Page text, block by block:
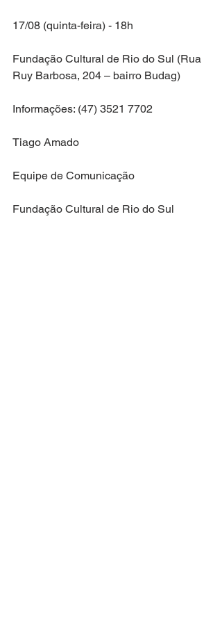
17/08 (quinta-feira) - 18h
Fundação Cultural de Rio do Sul (Rua
Ruy Barbosa, 204 – bairro Budag)
Informações: (47) 3521 7702
Tiago Amado
Equipe de Comunicação
Fundação Cultural de Rio do Sul